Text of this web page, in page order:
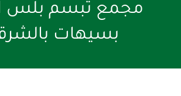
مجمع تبسم بلس
بسيهات